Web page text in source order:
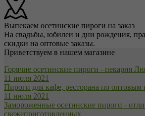
Выпекаем осетинские пироги на заказ
На свадьбы, юбилеи и дни рождения,
скидки на оптовые заказы.
Приветствуем в нашем магазине
Горячие осетинские пироги - пекарня
11 июля 2021
Пироги для кафе, ресторана по оптовым
11 июля 2021
Замороженные осетинские пироги -
свежеприготовленных